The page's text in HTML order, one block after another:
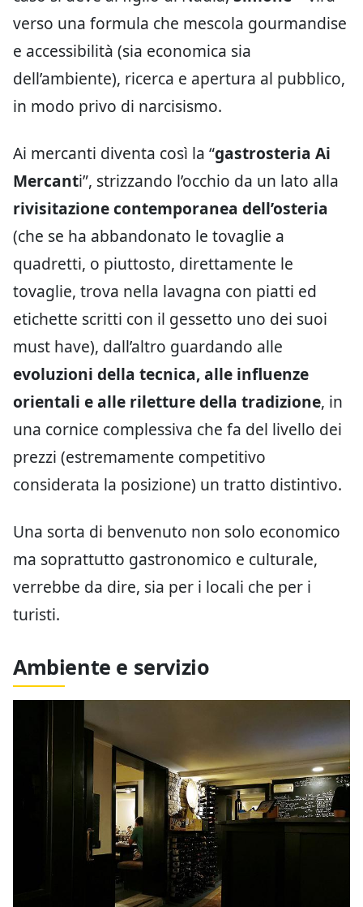
verso una formula che mescola gourmandise
e accessibilità (sia economica sia
dell’ambiente), ricerca e apertura al pubblico,
in modo privo di narcisismo.
Ai mercanti diventa così la “gastrosteria Ai
Mercanti”, strizzando l’occhio da un lato alla
rivisitazione contemporanea dell’osteria
(che se ha abbandonato le tovaglie a
quadretti, o piuttosto, direttamente le
tovaglie, trova nella lavagna con piatti ed
etichette scritti con il gessetto uno dei suoi
must have), dall’altro guardando alle
evoluzioni della tecnica, alle influenze
orientali e alle riletture della tradizione, in
una cornice complessiva che fa del livello dei
prezzi (estremamente competitivo
considerata la posizione) un tratto distintivo.
Una sorta di benvenuto non solo economico
ma soprattutto gastronomico e culturale,
verrebbe da dire, sia per i locali che per i
turisti.
Ambiente e servizio